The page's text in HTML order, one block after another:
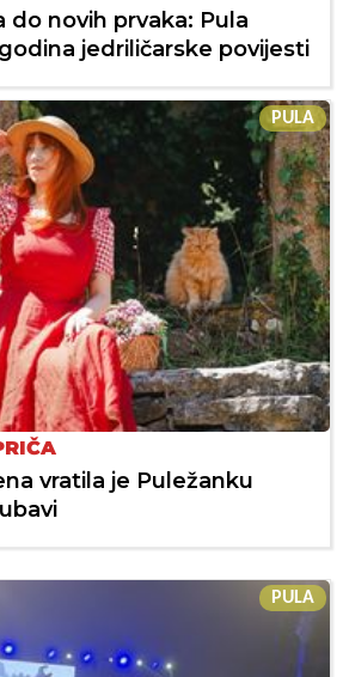
do novih prvaka: Pula
jedriličarske povijesti
PULA
vratila je Puležanku
PULA